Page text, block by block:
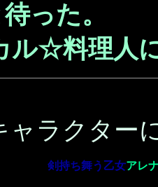
った。
ル☆料理人
ラクター
剣持ち舞う乙女アレ